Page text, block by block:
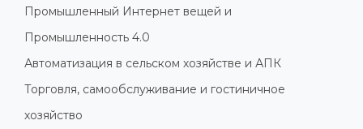
Промышленный Интернет вещей и
Промышленность 4.0
Автоматизация в сельском хозяйстве и АПК
Торговля, самообслуживание и гостиничное
хозяйство